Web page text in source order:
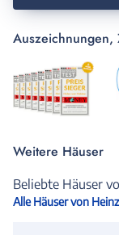
Auszeichnungen,
Weitere Häuser
Beliebte Häuser
Alle Häuser von